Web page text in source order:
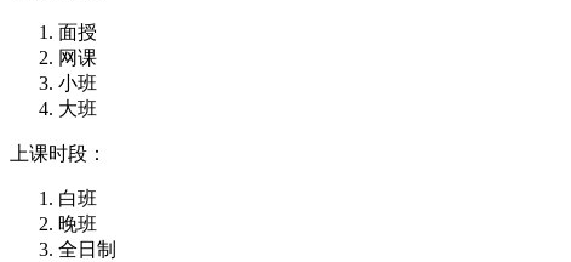
面授
网课
小班
大班
上课时段：
白班
晚班
全日制